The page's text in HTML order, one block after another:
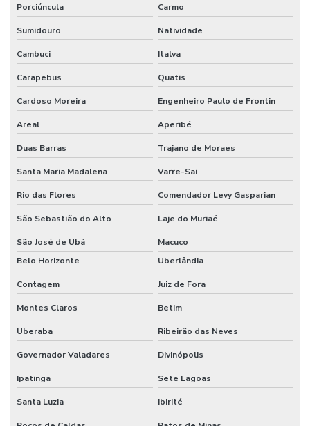
Sistema de alarme de incêndio endereçável
Sistema de alarme de incêndio sem fio
Sistema de alarme de incêndio wireless
Sistema anti incêndio
Sistema automático de detecção e supressão de incêndio
Sistema de chuveiros automáticos sprinklers
Sistema de combate à incêndio
Sistema de combate a incêndio por agentes gasosos
Sistema de combate a incêndio automático
Sistema de combate a incêndio por espuma
Sistema de combate a incêndio hidrantes
Sistema de combate a incêndio industrial
Porciúncula Carmo
Sumidouro Natividade
Cambuci Italva
Carapebus Quatis
Cardoso Moreira Engenheiro Paulo de Frontin
Areal Aperibé
Duas Barras Trajano de Moraes
Santa Maria Madalena Varre-Sai
Rio das Flores Comendador Levy Gasparian
São Sebastião do Alto Laje do Muriaé
São José de Ubá
Macuco
Belo Horizonte
Uberlândia
Contagem Juiz de Fora
Montes Claros Betim
Uberaba Ribeirão das Neves
Governador Valadares Divinópolis
Ipatinga Sete Lagoas
Santa Luzia Ibirité